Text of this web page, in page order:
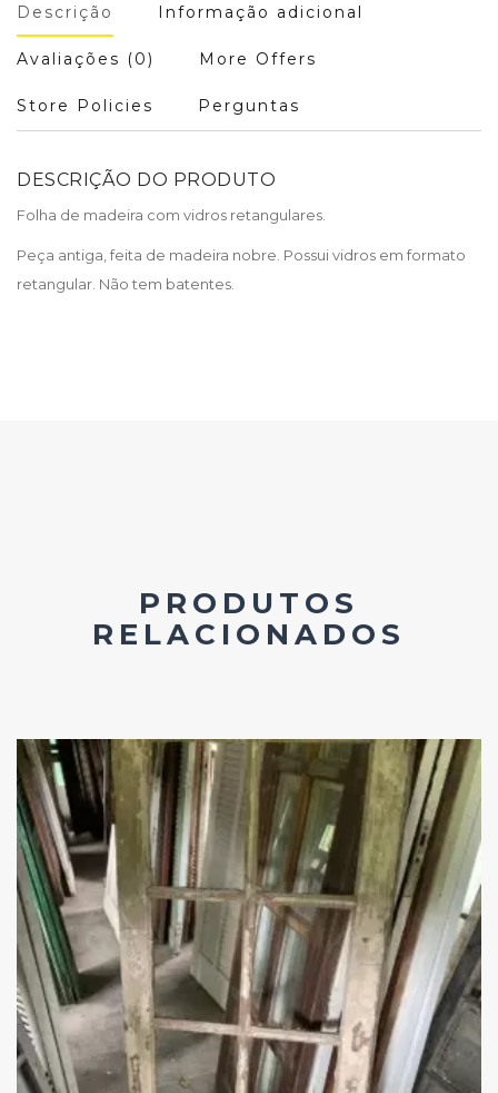
Descrição Informação adicional
Avaliações (0) More Offers
Store Policies Perguntas
DESCRIÇÃO DO PRODUTO
Folha de madeira com vidros retangulares.
Peça antiga, feita de madeira nobre. Possui vidros em formato
retangular. Não tem batentes.
PRODUTOS
RELACIONADOS
Add
ao
Favoritos